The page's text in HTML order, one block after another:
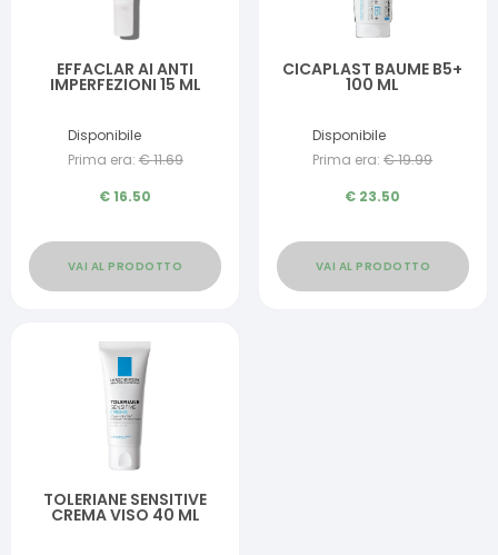
EFFACLAR AI ANTI
IMPERFEZIONI 15 ML
Disponibile
Prima era: €11.69
€16.50
VAI AL PRODOTTO
CICAPLAST BAUME B5+
100 ML
Disponibile
Prima era: €19.99
€ 23.50
VAI AL PRODOTTO
TOLERIANE SENSITIVE
CREMA VISO 40 ML